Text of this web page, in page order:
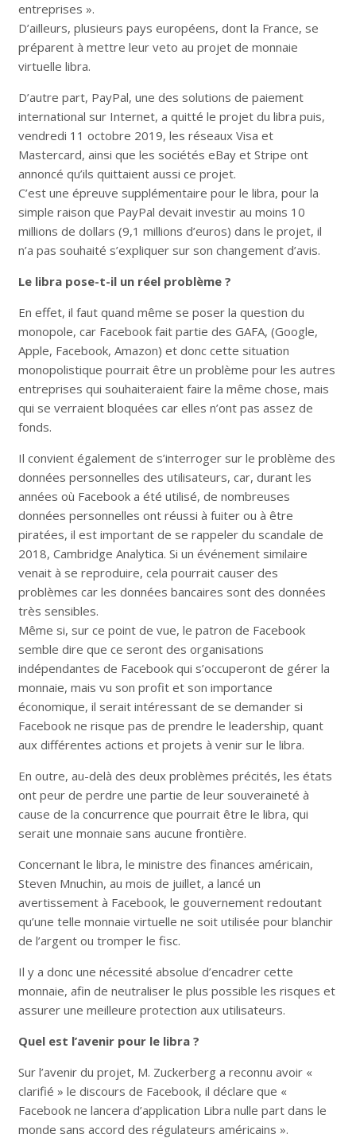
entreprises ».
D’ailleurs, plusieurs pays européens, dont la France, se
préparent à mettre leur veto au projet de monnaie
virtuelle libra.
D’autre part, PayPal, une des solutions de paiement
international sur Internet, a quitté le projet du libra puis,
vendredi 11 octobre 2019, les réseaux Visa et
Mastercard, ainsi que les sociétés eBay et Stripe ont
annoncé qu’ils quittaient aussi ce projet.
C’est une épreuve supplémentaire pour le libra, pour la
simple raison que PayPal devait investir au moins 10
millions de dollars (9,1 millions d’euros) dans le projet, il
n’a pas souhaité s’expliquer sur son changement d’avis.
Le libra pose-t-il un réel problème ?
En effet, il faut quand même se poser la question du
monopole, car Facebook fait partie des GAFA, (Google,
Apple, Facebook, Amazon) et donc cette situation
monopolistique pourrait être un problème pour les autres
entreprises qui souhaiteraient faire la même chose, mais
qui se verraient bloquées car elles n’ont pas assez de
fonds.
Il convient également de s’interroger sur le problème des
données personnelles des utilisateurs, car, durant les
années où Facebook a été utilisé, de nombreuses
données personnelles ont réussi à fuiter ou à être
piratées, il est important de se rappeler du scandale de
2018, Cambridge Analytica. Si un événement similaire
venait à se reproduire, cela pourrait causer des
problèmes car les données bancaires sont des données
très sensibles.
Même si, sur ce point de vue, le patron de Facebook
semble dire que ce seront des organisations
indépendantes de Facebook qui s’occuperont de gérer la
monnaie, mais vu son profit et son importance
économique, il serait intéressant de se demander si
Facebook ne risque pas de prendre le leadership, quant
aux différentes actions et projets à venir sur le libra.
En outre, au-delà des deux problèmes précités, les états
ont peur de perdre une partie de leur souveraineté à
cause de la concurrence que pourrait être le libra, qui
serait une monnaie sans aucune frontière.
Concernant le libra, le ministre des finances américain,
Steven Mnuchin, au mois de juillet, a lancé un
avertissement à Facebook, le gouvernement redoutant
qu’une telle monnaie virtuelle ne soit utilisée pour blanchir
de l’argent ou tromper le fisc.
Il y a donc une nécessité absolue d’encadrer cette
monnaie, afin de neutraliser le plus possible les risques et
assurer une meilleure protection aux utilisateurs.
Quel est l’avenir pour le libra ?
Sur l’avenir du projet, M. Zuckerberg a reconnu avoir «
clarifié » le discours de Facebook, il déclare que «
Facebook ne lancera d’application Libra nulle part dans le
monde sans accord des régulateurs américains ».